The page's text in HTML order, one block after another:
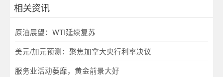
相关资讯
原油展望：WTI延续复苏
美元/加元预测：聚焦加拿大央行利率决议
服务业活动萎靡，黄金前景大好